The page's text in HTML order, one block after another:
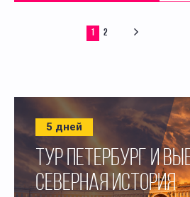
1 2
5 дней
ТУР ПЕТЕРБУРГ И
СЕВЕРНАЯ ИСТОРИЯ